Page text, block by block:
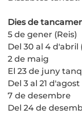
Dies de
5 de gener (Reis)
Del 30 al 4 d'abril
2 de maig
El 23 de juny
Del 3 al 21
7 de desembre
Del 24 de